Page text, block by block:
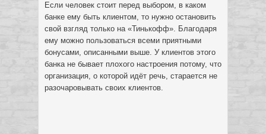
Если человек стоит перед выбором, в каком
банке ему быть клиентом, то нужно остановить
свой взгляд только на «Тинькофф». Благодаря
ему можно пользоваться всеми приятными
бонусами, описанными выше. У клиентов этого
банка не бывает плохого настроения потому, что
организация, о которой идёт речь, старается не
разочаровывать своих клиентов.